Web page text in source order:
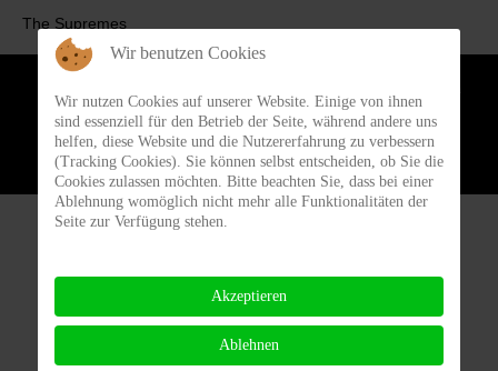
The Supremes
www.cremant-depot.de
- Luftbildaufnahmen im Saarland www.saarcopter.de
Wir benutzen Cookies
Wir nutzen Cookies auf unserer Website. Einige von ihnen
sind essenziell für den Betrieb der Seite, während andere uns
helfen, diese Website und die Nutzererfahrung zu verbessern
(Tracking Cookies). Sie können selbst entscheiden, ob Sie die
Cookies zulassen möchten. Bitte beachten Sie, dass bei einer
Ablehnung womöglich nicht mehr alle Funktionalitäten der
Seite zur Verfügung stehen.
Akzeptieren
Ablehnen